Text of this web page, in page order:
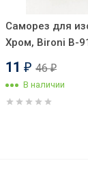
Саморез для
Хром, Bironi B-
11 ₽ 46₽
В наличии